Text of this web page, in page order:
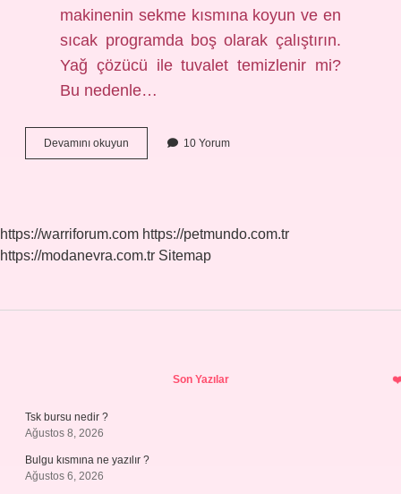
makinenin sekme kısmına koyun ve en
sıcak programda boş olarak çalıştırın.
Yağ çözücü ile tuvalet temizlenir mi?
Bu nedenle…
Devamını okuyun
Çözücü
10 Yorum
https://warriforum.com https://petmundo.com.tr
https://modanevra.com.tr Sitemap
Son Yazılar
Tsk bursu nedir ?
Ağustos 8, 2026
Bulgu kısmına ne yazılır ?
Ağustos 6, 2026